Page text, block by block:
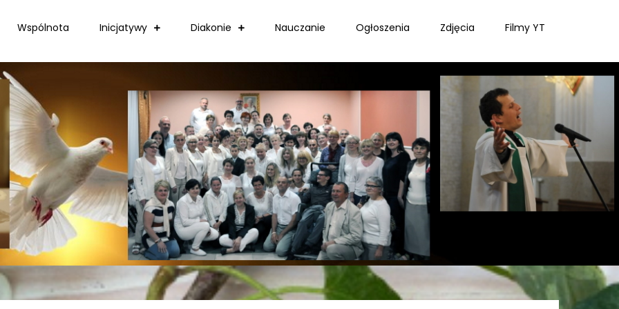
Wspólnota Inicjatywy Diakonie Nauczanie Ogłoszenia Zdjęcia Filmy YT